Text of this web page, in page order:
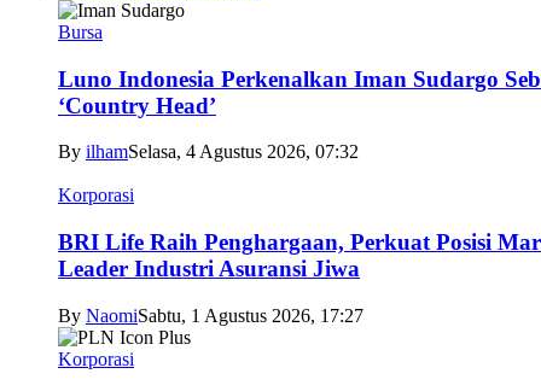
Bursa
Luno Indonesia Perkenalkan Iman Sudargo
‘Country Head’
By ilhamSelasa, 4 Agustus 2026, 07:32
Korporasi
BRI Life Raih Penghargaan, Perkuat Posisi
Leader Industri Asuransi Jiwa
By NaomiSabtu, 1 Agustus 2026, 17:27
Korporasi